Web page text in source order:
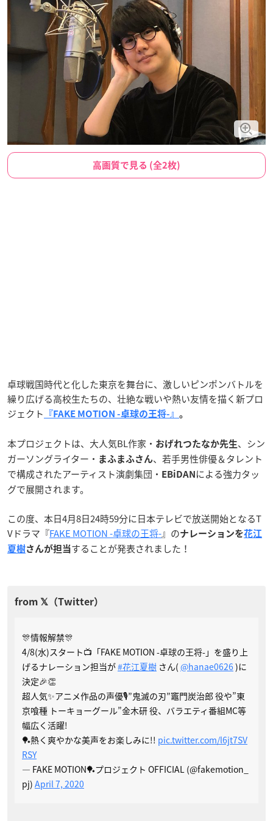
高画質で見る (全2枚)
卓球戦国時代と化した東京を舞台に、激しいピンポンバトルを
繰り広げる高校生たちの、壮絶な戦いや熱い友情を描く新プロ
ジェクト
『FAKE MOTION -卓球の王将-』 。
本プロジェクトは、大人気BL作家・ おげれつたなか先生、シン
ガーソングライター・ まふまふさん、若手男性俳優＆タレント
で構成されたアーティスト演劇集団・ EBiDAN による強力タッ
グで展開されます。
この度、本日4月8日24時59分に日本テレビで放送開始となるT
Vドラマ『FAKE MOTION -卓球の王将-』のナレーションを花江
夏樹さんが担当することが発表されました！
🎊情報解禁🎊
4/8(水)スタート📺「FAKE MOTION -卓球の王将-」を盛り上
げるナレーション担当が#花江夏樹 さん( @hanae0626)に
決定🎉👏
超人気✨アニメ作品の声優🎙”鬼滅の刃”竈門炭治郎 役や”東
京喰種 トーキョーグール”金木研 役、バラエティ番組MC等
幅広く活躍!
🏓熱く爽やかな美声をお楽しみに!! pic.twitter.com/l6jt7SV
RSY
— FAKE MOTION🏓プロジェクト OFFICIAL (@fakemotion_
pj) April 7, 2020